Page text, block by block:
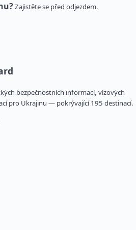
Zajistěte se před odjezdem.
bezpečnostních informací, vízových
pro Ukrajinu — pokrývající 195 destinací.